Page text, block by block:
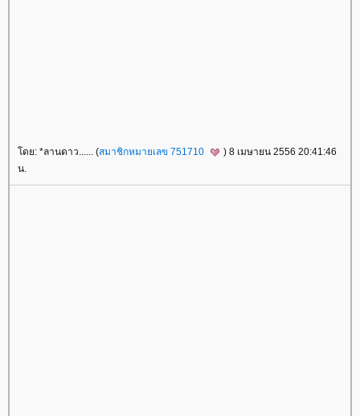
ดย: *ลานดาว...... (สมาชิกหมายเลข 751710
) 8 เมษายน 2556 20:41:46
น.